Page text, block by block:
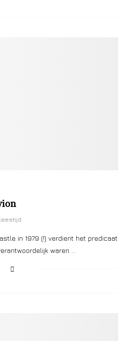
in 1979 (!) verdient het predicaat
waren …